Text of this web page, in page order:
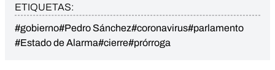
ETIQUETAS:
#gobierno#Pedro Sánchez#coronavirus#parlamento
#Estado de Alarma#cierre#prórroga